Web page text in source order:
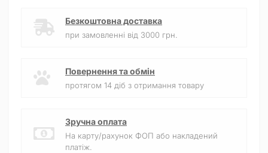
Безкоштовна доставка
при замовленні від 3000 грн.
Повернення та обмін
протягом 14 діб з отримання товару
Зручна оплата
На карту/рахунок ФОП або накладений
платіж.